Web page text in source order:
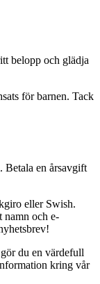
belopp och glädja
för barnen. Tack
Betala en årsavgift
eller Swish.
namn och e-
du en värdefull
kring vår